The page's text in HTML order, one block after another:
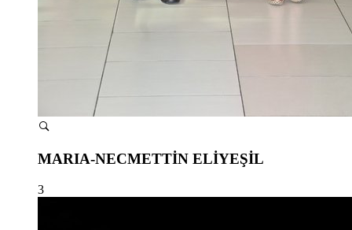
MARIA-NECMETTİN ELİYEŞİL
3